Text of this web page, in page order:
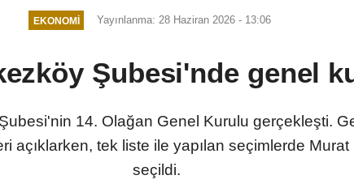
EKONOMI Yayınlanma: 28 Haziran 2026 - 13:06
Şubesi'nde genel
14. Olağan Genel Kurulu gerçekleşti.
açıklarken, tek liste ile yapılan seçimlerde Murat
seçildi.